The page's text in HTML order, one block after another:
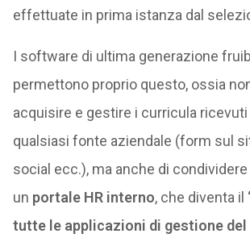
effettuate in prima istanza dal
I software di ultima generazione
permettono proprio questo, ossia
acquisire e gestire i curricula
qualsiasi fonte aziendale (form sul
social ecc.), ma anche di
un portale HR interno, che diventa il
tutte le applicazioni di gestione del